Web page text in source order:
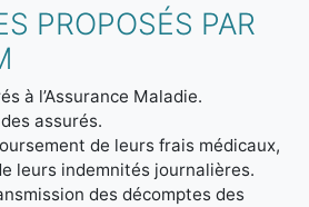
PROPOSÉS PAR
à l’Assurance Maladie.
assurés.
de leurs frais médicaux,
leurs indemnités journalières.
des décomptes des